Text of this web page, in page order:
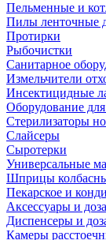
Пельменные и
Пилы ленточные
Протирки
Рыбочистки
Санитарное
Измельчители
Инсектицидные
Оборудование
Стерилизаторы
Слайсеры
Сыротерки
Универсальные
Шприцы
Пекарское и
Аксессуары и
Диспенсеры и
Камеры